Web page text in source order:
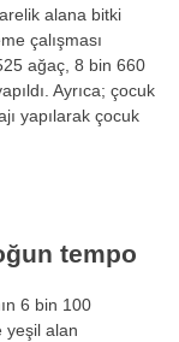
alana bitki
çalışması
ağaç, 8 bin 660
Ayrıca; çocuk
yapılarak çocuk
tempo
6 bin 100
yeşil alan